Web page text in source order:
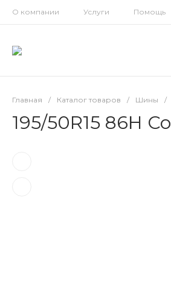
О компании Услуги Помощь
Главная / Каталог товаров / Шины /
195/50R15 86H